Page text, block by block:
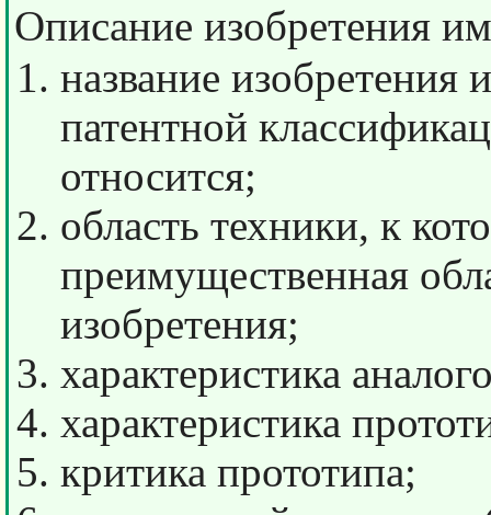
Описание изобретения
название изобретения
патентной
относится;
область техники, к
преимущественная
изобретения;
характеристика
характеристика
критика прототипа;